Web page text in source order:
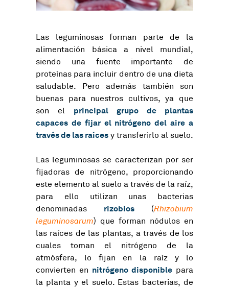
Las leguminosas forman parte de la
alimentación básica a nivel mundial,
siendo una fuente importante de
proteínas para incluir dentro de una dieta
saludable. Pero además también son
buenas para nuestros cultivos, ya que
son el principal grupo de plantas
capaces de fijar el nitrógeno del aire a
través de las raíces y transferirlo al suelo.
Las leguminosas se caracterizan por ser
fijadoras de nitrógeno, proporcionando
este elemento al suelo a través de la raíz,
para ello utilizan unas bacterias
denominadas rizobios (Rhizobium
leguminosarum) que forman nódulos en
las raíces de las plantas, a través de los
cuales toman el nitrógeno de la
atmósfera, lo fijan en la raíz y lo
convierten en nitrógeno disponible para
la planta y el suelo. Estas bacterias, de